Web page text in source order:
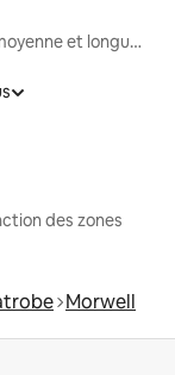
Locations moyenne et longue durée
des zones
Morwell